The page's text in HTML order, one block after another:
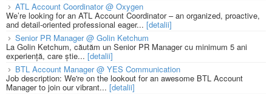
ATL Account Coordinator @ Oxygen
We’re looking for an ATL Account Coordinator – an organized, proactive,
and detail-oriented professional eager... [detalii]
Senior PR Manager @ Golin Ketchum
La Golin Ketchum, căutăm un Senior PR Manager cu minimum 5 ani
experiență, care știe... [detalii]
BTL Account Manager @ YES Communication
Job description: We're on the lookout for an awesome BTL Account
Manager to join our vibrant... [detalii]